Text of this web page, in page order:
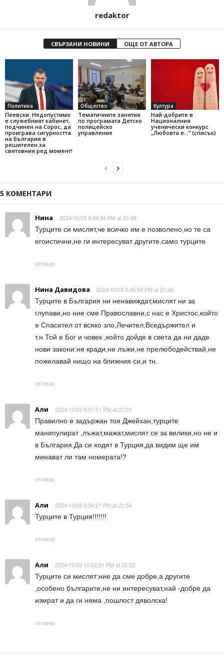
redaktor
СВЪРЗАНИ НОВИНИ ОЩЕ ОТ АВТОРА
Политика
Пеевски: Недопустимо
е служебният кабинет,
подчинен на Сорос, да
проиграва сигурността
на България в
решителен за
световния ред момент!
Общество
Тематичните занятия
по програмата Детско
полицейско
управление
Култура
Най-добрите в
Националния
ученически конкурс
„Любовта е…“ (списък)
5 КОМЕНТАРИ
Нина
2024/10/03 9:38:34 PM at 21:38
Турците си мислят,че всичко им е позволено,но те са
егоистични,не ги интересуват другите,само турците
отговор
Нина Давидова
2024/10/03 9:46:58 PM at 21:46
Турците в България ни ненавиждат,мислят ни за
глупави,но ние сме Православни,с нас е Христос,който
е Спасител от всяко зло,Лечител,Вседържител и
т.н.Той е Бог и човек ,който дойде в света да ни даде
нови закони:не кради,не лъжи,не прелюбодействай,не
пожелавай нищо на ближния си,и тн.
отговор
Али
2024/10/03 9:51:51 PM at 21:51
Правилно е задържан тоя Джейхан,турците
манипулират ,лъжат,мажат,мислят се за велики,но не и
в България.Да си ходят в Турция,да видим ще им
минават ли там номерата!?
отговор
Али
2024/10/03 9:54:21 PM at 21:54
Турците в Турция!!!!!!!
отговор
Али
2024/10/03 10:02:01 PM at 22:02
Турците си мислят:ние да сме добре,а другите
,особено българите,не ни интересуват,най -добре да
измрат и да ги няма ,пошлост дяволска!
отговор